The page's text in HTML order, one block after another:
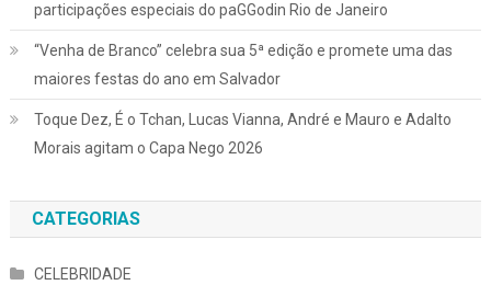
participações especiais do paGGodin Rio de Janeiro
“Venha de Branco” celebra sua 5ª edição e promete uma das
maiores festas do ano em Salvador
Toque Dez, É o Tchan, Lucas Vianna, André e Mauro e Adalto
Morais agitam o Capa Nego 2026
CATEGORIAS
CELEBRIDADE